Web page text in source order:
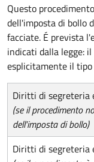
Questo
dell'imposta di bollo
facciate. É prevista
indicati dalla legge:
esplicitamente il
Diritti di
(se il procedimento
dell'imposta di bollo)
Diritti di